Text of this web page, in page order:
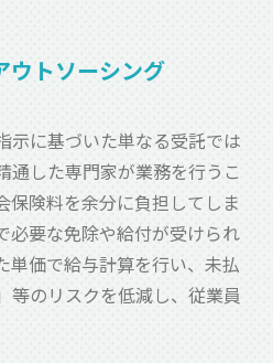
ウトソーシング
示に基づいた単なる受託では
通した専門家が業務を行うこ
保険料を余分に負担してしま
必要な免除や給付が受けられ
単価で給与計算を行い、未払
等のリスクを低減し、従業員